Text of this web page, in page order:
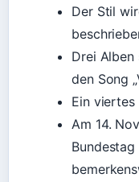
Der Stil
Drei
den Song
Ein
Am 14.